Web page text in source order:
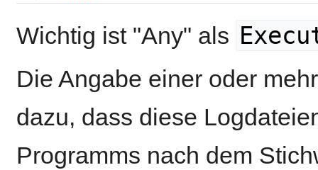
Wichtig ist "Any" als
Die Angabe einer oder
dazu, dass diese
Programms nach dem